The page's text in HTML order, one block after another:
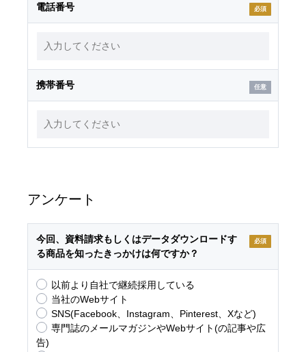
電話番号 必須
携帯番号
アンケート
今回、資料請求もしくはデータダウンロードす
る商品を知ったきっかけは何ですか？
必須
以前より自社で継続採用している
当社のWebサイト
SNS(Facebook、Instagram、Pinterest、Xなど)
専門誌のメールマガジンやWebサイト(の記事や広
告)